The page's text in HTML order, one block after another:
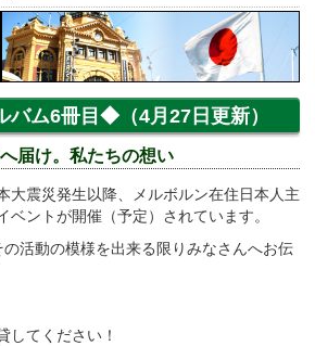
ム6冊目◆（4月27日更新）
届け。私たちの想い
大震災発生以降、メルボルン在住日本人主
ベントが開催（予定）されています。
活動の模様を出来る限りみなさんへお伝
してください！